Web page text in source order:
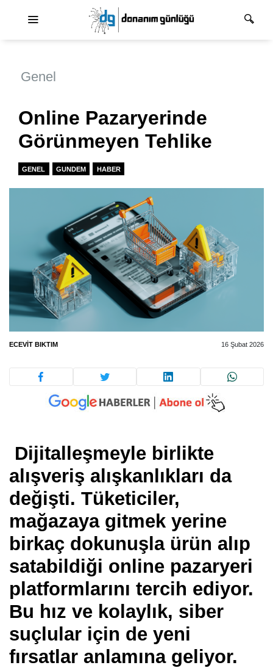
Genel
Online Pazaryerinde
Görünmeyen Tehlike
GENEL GUNDEM HABER
ECEVIT BIKTIM 16 Şubat 2026
Dijitalleşmeyle birlikte
alışveriş alışkanlıkları da
değişti. Tüketiciler,
mağazaya gitmek yerine
birkaç dokunuşla ürün alıp
satabildiği online pazaryeri
platformlarını tercih ediyor.
Bu hız ve kolaylık, siber
suçlular için de yeni
fırsatlar anlamına geliyor.